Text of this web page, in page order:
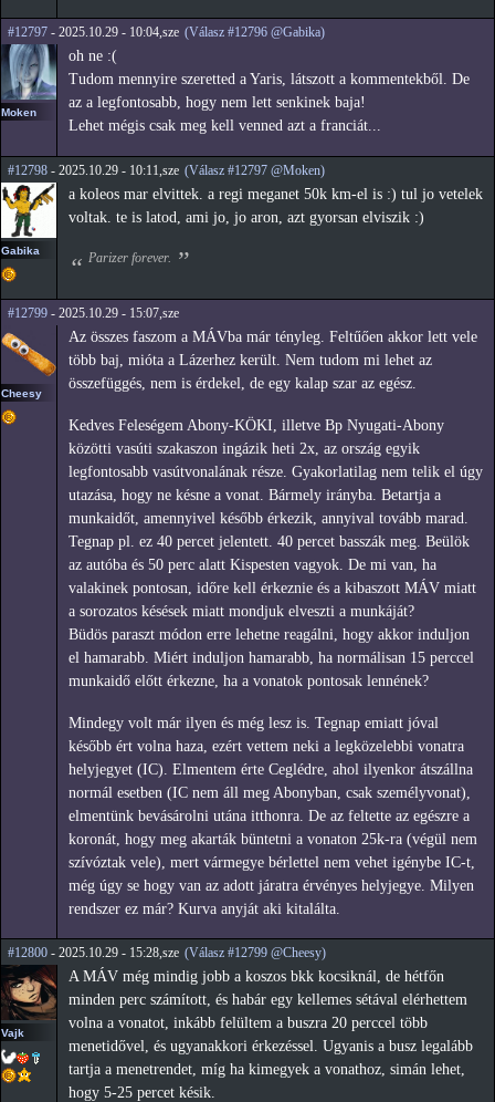
#12797 - 2025.10.29 - 10:04,sze (Válasz #12796 @Gabika)
Moken
oh ne :(
Tudom mennyire szeretted a Yaris, látszott a kommentekből. De
az a legfontosabb, hogy nem lett senkinek baja!
Lehet mégis csak meg kell venned azt a franciát...
#12798 - 2025.10.29 - 10:11,sze (Válasz #12797 @Moken)
Gabika
a koleos mar elvittek. a regi meganet 50k km-el is :) tul jo vetelek
voltak. te is latod, ami jo, jo aron, azt gyorsan elviszik :)
Parizer forever.
#12799 - 2025.10.29 - 15:07,sze
Cheesy
Az összes faszom a MÁVba már tényleg. Feltűően akkor lett vele
több baj, mióta a Lázerhez került. Nem tudom mi lehet az
összefüggés, nem is érdekel, de egy kalap szar az egész.
Kedves Feleségem Abony-KÖKI, illetve Bp Nyugati-Abony
közötti vasúti szakaszon ingázik heti 2x, az ország egyik
legfontosabb vasútvonalának része. Gyakorlatilag nem telik el úgy
utazása, hogy ne késne a vonat. Bármely irányba. Betartja a
munkaidőt, amennyivel később érkezik, annyival tovább marad.
Tegnap pl. ez 40 percet jelentett. 40 percet basszák meg. Beülök
az autóba és 50 perc alatt Kispesten vagyok. De mi van, ha
valakinek pontosan, időre kell érkeznie és a kibaszott MÁV miatt
a sorozatos késések miatt mondjuk elveszti a munkáját?
Büdös paraszt módon erre lehetne reagálni, hogy akkor induljon
el hamarabb. Miért induljon hamarabb, ha normálisan 15 perccel
munkaidő előtt érkezne, ha a vonatok pontosak lennének?
Mindegy volt már ilyen és még lesz is. Tegnap emiatt jóval
később ért volna haza, ezért vettem neki a legközelebbi vonatra
helyjegyet (IC). Elmentem érte Ceglédre, ahol ilyenkor átszállna
normál esetben (IC nem áll meg Abonyban, csak személyvonat),
elmentünk bevásárolni utána itthonra. De az feltette az egészre a
koronát, hogy meg akarták büntetni a vonaton 25k-ra (végül nem
szívóztak vele), mert vármegye bérlettel nem vehet igénybe IC-t,
még úgy se hogy van az adott járatra érvényes helyjegye. Milyen
rendszer ez már? Kurva anyját aki kitalálta.
#12800 - 2025.10.29 - 15:28,sze (Válasz #12799 @Cheesy)
Vajk
A MÁV még mindig jobb a koszos bkk kocsiknál, de hétfőn
minden perc számított, és habár egy kellemes sétával elérhettem
volna a vonatot, inkább felültem a buszra 20 perccel több
menetidővel, és ugyanakkori érkezéssel. Ugyanis a busz legalább
tartja a menetrendet, míg ha kimegyek a vonathoz, simán lehet,
hogy 5-25 percet késik.